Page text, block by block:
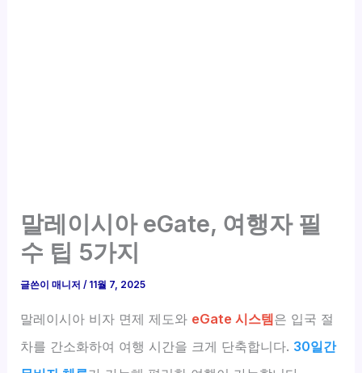
말레이시아 eGate, 여행자 필
수 팁 5가지
글쓴이매니저/ 11월 7, 2025
말레이시아 비자 면제 제도와 eGate 시스템은 입국 절
차를 간소화하여 여행 시간을 크게 단축합니다. 30일간